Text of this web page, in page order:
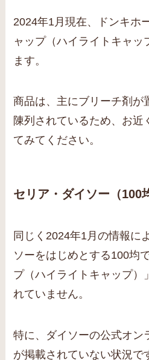
2024年1月現在、ドンキホ
ャップ（ハイライトキャッ
ます。
商品は、主にブリーチ剤が
陳列されているため、お近
てみてください。
セリア・ダイソー（100
同じく2024年1月の情報に
ソーをはじめとする100均
プ（ハイライトキャップ）
れていません。
特に、ダイソーの公式オン
が掲載されていない状況で